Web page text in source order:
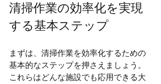
清掃作業の効率化を実現
する基本ステップ
まずは、清掃作業を効率化するための
基本的なステップを押さえましょう。
これらはどんな施設でも応用できる大